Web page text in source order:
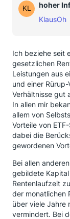
hoher
KlausOh
Ich beziehe seit
gesetzlichen
Leistungen aus
und einer
Verhältnisse gut
In allen mir
allem von
Vorteile von
dabei die
gewordenen
Bei allen
gebildete
Rentenlaufzeit
der monatlichen
über viele Jahre
vermindert. Bei